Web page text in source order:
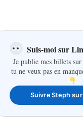
Suis-moi sur
Je publie mes billets
tu ne veux pas en
Suivre Steph